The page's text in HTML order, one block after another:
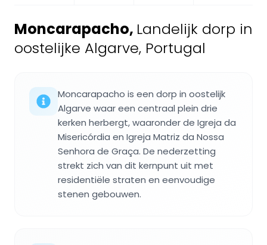
Moncarapacho, Landelijk dorp in
oostelijke Algarve, Portugal
Moncarapacho is een dorp in oostelijk
Algarve waar een centraal plein drie
kerken herbergt, waaronder de Igreja da
Misericórdia en Igreja Matriz da Nossa
Senhora de Graça. De nederzetting
strekt zich van dit kernpunt uit met
residentiële straten en eenvoudige
stenen gebouwen.